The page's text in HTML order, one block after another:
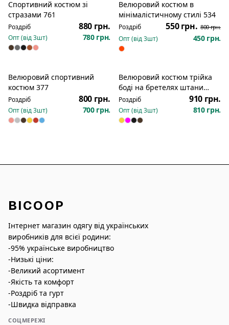
Новинка
Спортивний костюм зі
стразами 761
Роздріб 880 грн.
Опт (від3шт) 780 грн.
Розпродаж
Велюровий костюм в
мінімалістичному стилі 534
Роздріб 550 грн. 800 грн.
Опт (від3шт) 450 грн.
Новинка
Велюровий спортивний
костюм 377
Роздріб 800 грн.
Опт (від3шт) 700 грн.
Велюровий костюм трійка
боді на бретелях штани
кофтина на блискавці з
капюшоном 1298
Роздріб 910 грн.
Опт (від3шт) 810 грн.
BICOOP
Інтернет магазин одягу від українських
виробників для всієї родини:
-95% українське виробництво
-Низькі ціни:
-Великий асортимент
-Якість та комфорт
-Роздріб та гурт
-Швидка відправка
СОЦМЕРЕЖІ